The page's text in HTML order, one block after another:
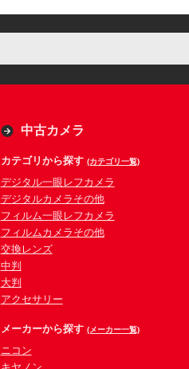
中古カメラ
カテゴリから探す (カテゴリ一覧)
デジタル一眼レフカメラ
デジタルカメラその他
フィルム一眼レフカメラ
フィルムカメラその他
交換レンズ
中判
大判
アクセサリー
メーカーから探す (メーカー一覧)
ニコン